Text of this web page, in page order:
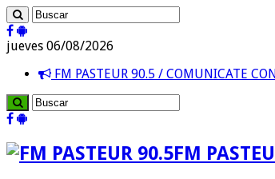
jueves 06/08/2026
FM PASTEUR 90.5 / COMUNICATE
FM